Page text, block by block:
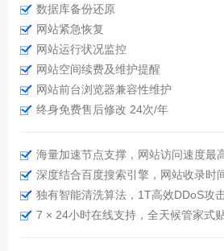
数据库备份还原
网站紧急恢复
网站运行状况监控
网站空间续费及维护提醒
网站前台浏览器兼容性维护
终身免费售后修改 24次/年
海量加速节点支撑，网站访问速度最
深度结合百度搜索引擎，网站收录时
独有智能清洗算法，1T高效DDoS攻
7 × 24小时在线支持，全天候管家式